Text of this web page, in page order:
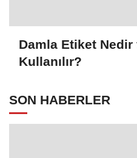
Damla Etiket
Kullanılır?
SON HABERLER